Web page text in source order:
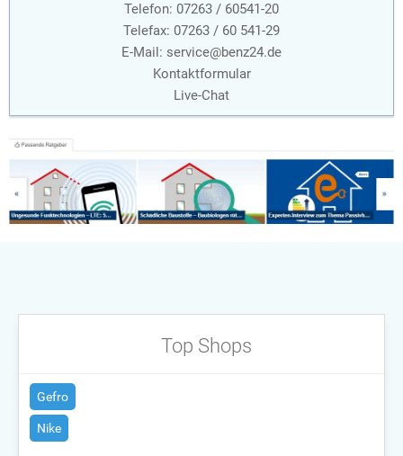
Telefon: 07263 / 60541-20
Telefax: 07263 / 60 541-29
E-Mail: service@benz24.de
Kontaktformular
Live-Chat
Top Shops
Gefro
Nike